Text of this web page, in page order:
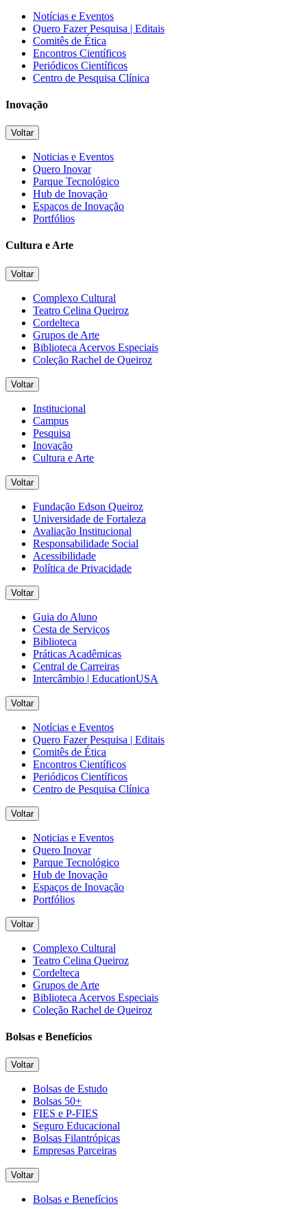
Notícias e Eventos
Quero Fazer Pesquisa | Editais
Comitês de Ética
Encontros Científicos
Periódicos Científicos
Centro de Pesquisa Clínica
Inovação
Voltar
Noticias e Eventos
Quero Inovar
Parque Tecnológico
Hub de Inovação
Espaços de Inovação
Portfólios
Cultura e Arte
Voltar
Complexo Cultural
Teatro Celina Queiroz
Cordelteca
Grupos de Arte
Biblioteca Acervos Especiais
Coleção Rachel de Queiroz
Voltar
Institucional
Campus
Pesquisa
Inovação
Cultura e Arte
Voltar
Fundação Edson Queiroz
Universidade de Fortaleza
Avaliação Institucional
Responsabilidade Social
Acessibilidade
Política de Privacidade
Voltar
Guia do Aluno
Cesta de Serviços
Biblioteca
Práticas Acadêmicas
Central de Carreiras
Intercâmbio | EducationUSA
Voltar
Notícias e Eventos
Quero Fazer Pesquisa | Editais
Comitês de Ética
Encontros Científicos
Periódicos Científicos
Centro de Pesquisa Clínica
Voltar
Noticias e Eventos
Quero Inovar
Parque Tecnológico
Hub de Inovação
Espaços de Inovação
Portfólios
Voltar
Complexo Cultural
Teatro Celina Queiroz
Cordelteca
Grupos de Arte
Biblioteca Acervos Especiais
Coleção Rachel de Queiroz
Bolsas e Benefícios
Voltar
Bolsas de Estudo
Bolsas 50+
FIES e P-FIES
Seguro Educacional
Bolsas Filantrópicas
Empresas Parceiras
Voltar
Bolsas e Benefícios